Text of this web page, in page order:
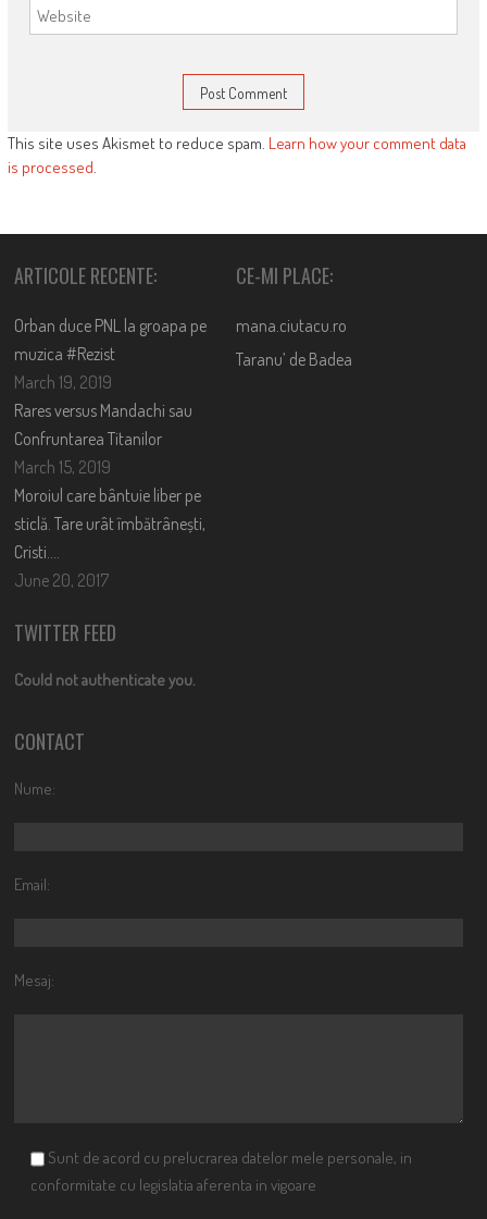
This site uses Akismet to reduce spam. Learn how your comment data
is processed.
ARTICOLE RECENTE:
Orban duce PNL la groapa pe
muzica #Rezist
March 19, 2019
Rares versus Mandachi sau
Confruntarea Titanilor
March 15, 2019
Moroiul care bântuie liber pe
sticlă. Tare urât îmbătrânești,
Cristi….
June 20, 2017
CE-MI PLACE:
mana.ciutacu.ro
Taranu’ de Badea
TWITTER FEED
Could not authenticate you.
CONTACT
Nume:
Email:
Mesaj:
Sunt de acord cu prelucrarea datelor mele personale, in
conformitate cu legislatia aferenta in vigoare